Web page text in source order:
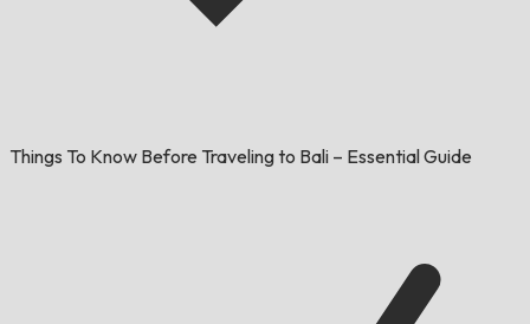
Things To Know Before Traveling to Bali – Essential Guide